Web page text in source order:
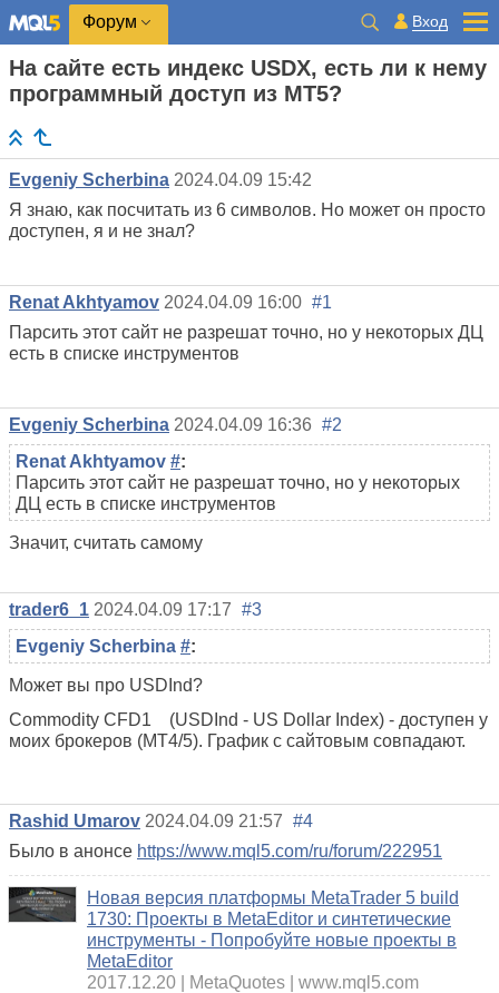
Форум Вход
На сайте есть индекс USDX, есть ли к нему
программный доступ из МТ5?
Evgeniy Scherbina 2024.04.09 15:42
Я знаю, как посчитать из 6 символов. Но может он просто
доступен, я и не знал?
Renat Akhtyamov 2024.04.09 16:00 #1
Парсить этот сайт не разрешат точно, но у некоторых ДЦ
есть в списке инструментов
Evgeniy Scherbina 2024.04.09 16:36 #2
Renat Akhtyamov #:
Парсить этот сайт не разрешат точно, но у некоторых
ДЦ есть в списке инструментов
Значит, считать самому
trader6_1 2024.04.09 17:17 #3
Evgeniy Scherbina #:
Может вы про USDInd?
Commodity CFD1 (USDInd - US Dollar Index) - доступен у
моих брокеров (MT4/5). График с сайтовым совпадают.
Rashid Umarov 2024.04.09 21:57 #4
Было в анонсе https://www.mql5.com/ru/forum/222951
Новая версия платформы MetaTrader 5 build
1730: Проекты в MetaEditor и синтетические
инструменты - Попробуйте новые проекты в
MetaEditor
2017.12.20
MetaQuotes
www.mql5.com